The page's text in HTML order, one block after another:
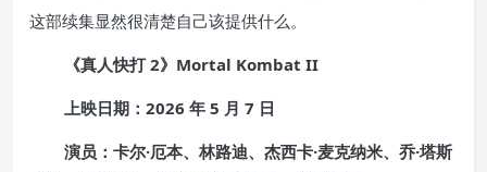
这部续集显然很清楚自己该提供什么。
《真人快打 2》Mortal Kombat II
上映日期：2026 年 5 月 7 日
演员：卡尔·厄本、林路迪、杰西卡·麦克纳米、乔·塔斯